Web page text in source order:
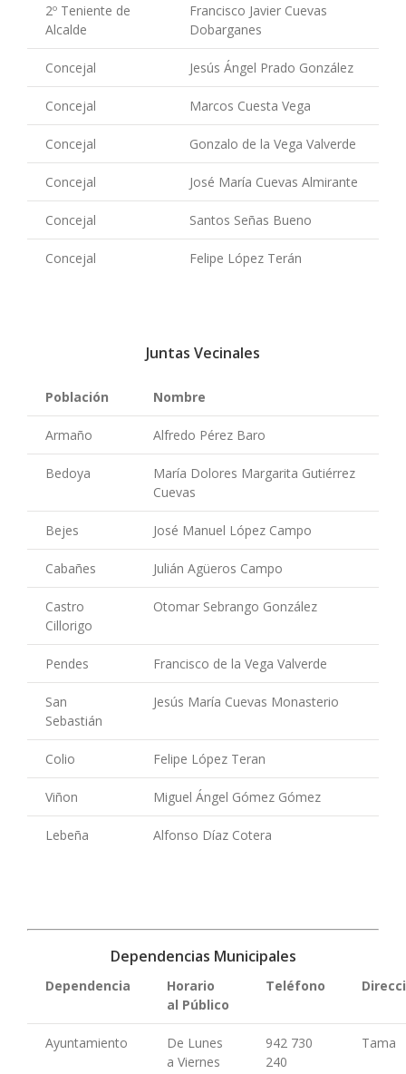
2º Teniente de
Alcalde
Francisco Javier Cuevas
Dobarganes
Concejal Jesús Ángel Prado González
Concejal Marcos Cuesta Vega
Concejal Gonzalo de la Vega Valverde
Concejal José María Cuevas Almirante
Concejal Santos Señas Bueno
Concejal Felipe López Terán
Juntas Vecinales
Población Nombre
Armaño Alfredo Pérez Baro
Bedoya
María Dolores Margarita Gutiérrez
Cuevas
Bejes José Manuel López Campo
Cabañes Julián Agüeros Campo
Castro
Cillorigo
Otomar Sebrango González
Pendes Francisco de la Vega Valverde
San
Sebastián
Jesús María Cuevas Monasterio
Colio Felipe López Teran
Viñon Miguel Ángel Gómez Gómez
Lebeña Alfonso Díaz Cotera
Dependencias Municipales
Dependencia
Horario
al Público
Teléfono
Ayuntamiento
De Lunes
a Viernes
942 730
240
Tama